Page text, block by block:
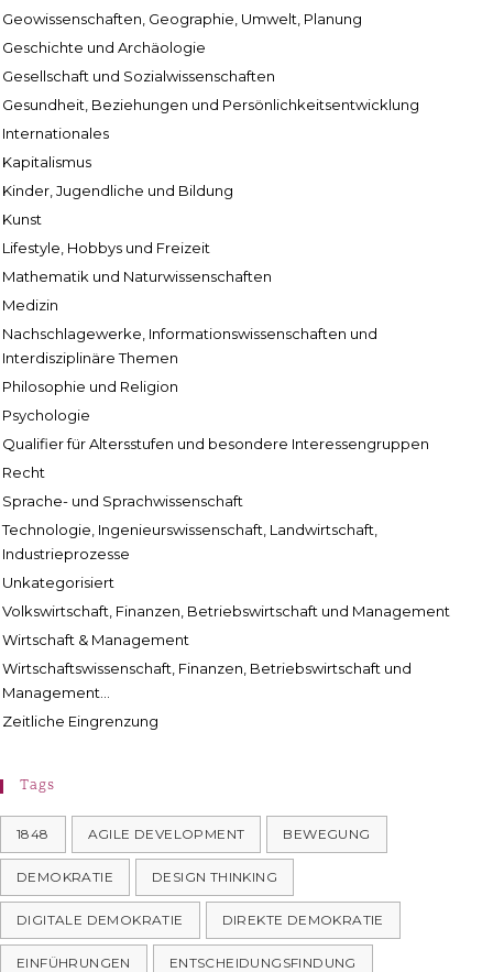
Geowissenschaften, Geographie, Umwelt, Planung
Geschichte und Archäologie
Gesellschaft und Sozialwissenschaften
Gesundheit, Beziehungen und Persönlichkeitsentwicklung
Internationales
Kapitalismus
Kinder, Jugendliche und Bildung
Kunst
Lifestyle, Hobbys und Freizeit
Mathematik und Naturwissenschaften
Medizin
Nachschlagewerke, Informationswissenschaften und
Interdisziplinäre Themen
Philosophie und Religion
Psychologie
Qualifier für Altersstufen und besondere Interessengruppen
Recht
Sprache- und Sprachwissenschaft
Technologie, Ingenieurswissenschaft, Landwirtschaft,
Industrieprozesse
Unkategorisiert
Volkswirtschaft, Finanzen, Betriebswirtschaft und Management
Wirtschaft & Management
Wirtschaftswissenschaft, Finanzen, Betriebswirtschaft und
Management...
Zeitliche Eingrenzung
Tags
1848 AGILE DEVELOPMENT BEWEGUNG
DEMOKRATIE DESIGN THINKING
DIGITALE DEMOKRATIE DIREKTE DEMOKRATIE
EINFÜHRUNGEN ENTSCHEIDUNGSFINDUNG